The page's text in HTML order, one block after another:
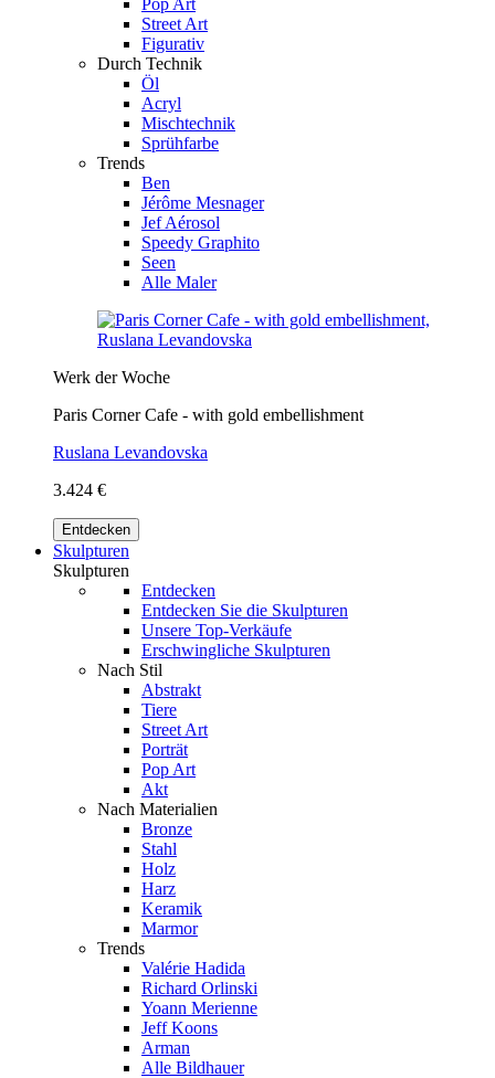
Street Art
Figurativ
Durch Technik
Öl
Acryl
Mischtechnik
Sprühfarbe
Trends
Ben
Jérôme Mesnager
Jef Aérosol
Speedy Graphito
Seen
Alle Maler
Werk der Woche
Paris Corner Cafe - with gold embellishment
Ruslana Levandovska
3.424 €
Entdecken
Skulpturen
Skulpturen
Entdecken
Entdecken Sie die Skulpturen
Unsere Top-Verkäufe
Erschwingliche Skulpturen
Nach Stil
Abstrakt
Tiere
Street Art
Porträt
Pop Art
Akt
Nach Materialien
Bronze
Stahl
Holz
Harz
Keramik
Marmor
Trends
Valérie Hadida
Richard Orlinski
Yoann Merienne
Jeff Koons
Arman
Alle Bildhauer